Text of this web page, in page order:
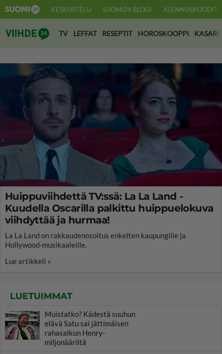
KESKUSTELU SUOMI24 BLOGI ALENNUSKOODIT
Suomi24 Viihde
TV LEFFAT RESEPTIT HOROSKOOPPI KASARI
Huippuviihdettä TV:ssä: La La Land -
Kuudella Oscarilla palkittu huippuelokuva
viihdyttää ja hurmaa!
La La Land on rakkaudenosoitus enkelten kaupungille ja
Hollywood-musikaaleille.
Lue artikkeli »
LUETUIMMAT
Muistatko? Kädestä suuhun
elävä Satu sai jättimäisen
rahasalkun Henry-
miljonääriltä